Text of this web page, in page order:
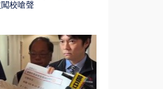
校嗆聲